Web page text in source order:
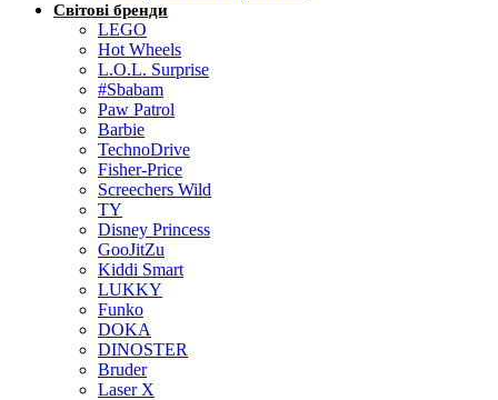
Світові бренди
LEGO
Hot Wheels
L.O.L. Surprise
#Sbabam
Paw Patrol
Barbie
TechnoDrive
Fisher-Price
Screechers Wild
TY
Disney Princess
GooJitZu
Kiddi Smart
LUKKY
Funko
DOKA
DINOSTER
Bruder
Laser X